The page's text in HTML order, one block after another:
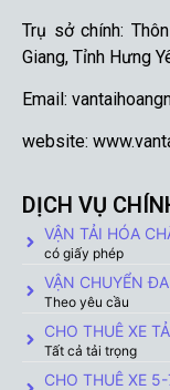
Trụ sở chính:
Giang, Tỉnh Hưng
Email:
website:
DỊCH VỤ
VẬN TẢI HÓA
có giấy phép
VẬN CHUYỂN
Theo yêu cầu
CHO THUÊ XE
Tất cả tải trọng
CHO THUÊ XE